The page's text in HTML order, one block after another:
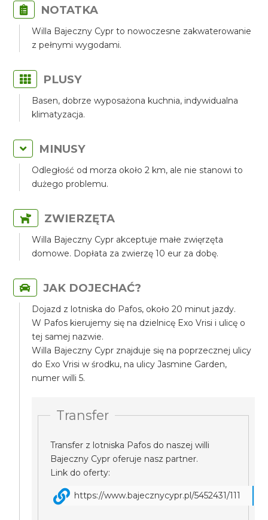
NOTATKA
Willa Bajeczny Cypr to nowoczesne zakwaterowanie
z pełnymi wygodami.
PLUSY
Basen, dobrze wyposażona kuchnia, indywidualna
klimatyzacja.
MINUSY
Odległość od morza około 2 km, ale nie stanowi to
dużego problemu.
ZWIERZĘTA
Willa Bajeczny Cypr akceptuje małe zwięrzęta
domowe. Dopłata za zwierzę 10 eur za dobę.
JAK DOJECHAĆ?
Dojazd z lotniska do Pafos, około 20 minut jazdy.
W Pafos kierujemy się na dzielnicę Exo Vrisi i ulicę o
tej samej nazwie.
Willa Bajeczny Cypr znajduje się na poprzecznej ulicy
do Exo Vrisi w środku, na ulicy Jasmine Garden,
numer willi 5.
Transfer
Transfer z lotniska Pafos do naszej willi
Bajeczny Cypr oferuje nasz partner.
Link do oferty:
https://www.bajecznycypr.pl/5452431/111